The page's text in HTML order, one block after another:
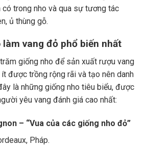
trong nho và qua sự tương tác
ủ thùng gỗ.
vang đỏ phổ biến nhất
giống nho để sản xuất rượu vang
được trồng rộng rãi và tạo nên danh
là những giống nho tiêu biểu, được
yêu vang đánh giá cao nhất:
– “Vua của các giống nho đỏ”
Pháp.